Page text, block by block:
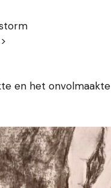
en het onvolmaakte